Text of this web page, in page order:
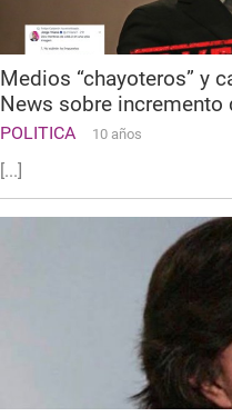
Medios “chayoteros” y
News sobre incremento
POLITICA 10 años
[...]